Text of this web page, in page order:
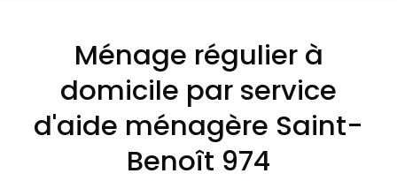
Ménage régulier à
domicile par service
d'aide ménagère Saint-
Benoît 974